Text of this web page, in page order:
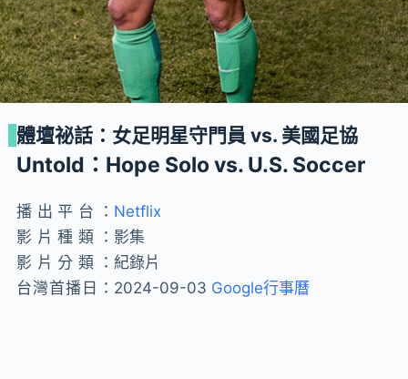
體壇祕話：女足明星守門員 vs. 美國足協
Untold：Hope Solo vs. U.S. Soccer
播出平台： Netflix
影片種類： 影集
影片分類： 紀錄片
台灣首播日： 2024-09-03 Google行事曆